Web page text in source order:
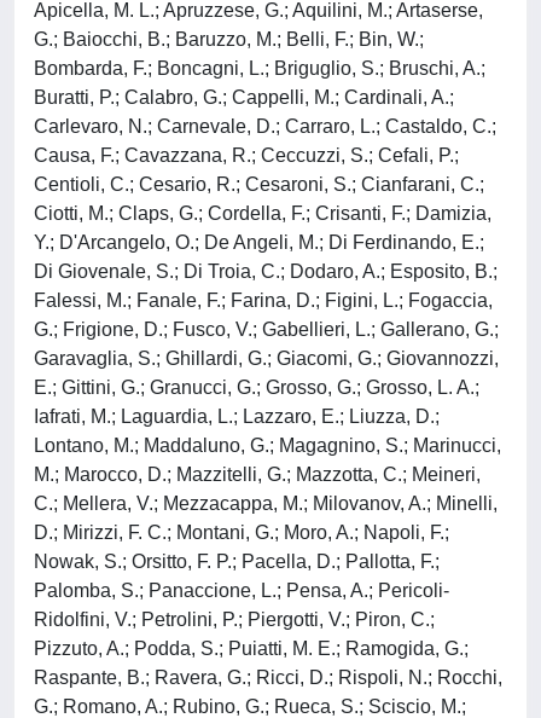
Apicella, M. L.; Apruzzese, G.; Aquilini, M.; Artaserse,
G.; Baiocchi, B.; Baruzzo, M.; Belli, F.; Bin, W.;
Bombarda, F.; Boncagni, L.; Briguglio, S.; Bruschi, A.;
Buratti, P.; Calabro, G.; Cappelli, M.; Cardinali, A.;
Carlevaro, N.; Carnevale, D.; Carraro, L.; Castaldo, C.;
Causa, F.; Cavazzana, R.; Ceccuzzi, S.; Cefali, P.;
Centioli, C.; Cesario, R.; Cesaroni, S.; Cianfarani, C.;
Ciotti, M.; Claps, G.; Cordella, F.; Crisanti, F.; Damizia,
Y.; D'Arcangelo, O.; De Angeli, M.; Di Ferdinando, E.;
Di Giovenale, S.; Di Troia, C.; Dodaro, A.; Esposito, B.;
Falessi, M.; Fanale, F.; Farina, D.; Figini, L.; Fogaccia,
G.; Frigione, D.; Fusco, V.; Gabellieri, L.; Gallerano, G.;
Garavaglia, S.; Ghillardi, G.; Giacomi, G.; Giovannozzi,
E.; Gittini, G.; Granucci, G.; Grosso, G.; Grosso, L. A.;
Iafrati, M.; Laguardia, L.; Lazzaro, E.; Liuzza, D.;
Lontano, M.; Maddaluno, G.; Magagnino, S.; Marinucci,
M.; Marocco, D.; Mazzitelli, G.; Mazzotta, C.; Meineri,
C.; Mellera, V.; Mezzacappa, M.; Milovanov, A.; Minelli,
D.; Mirizzi, F. C.; Montani, G.; Moro, A.; Napoli, F.;
Nowak, S.; Orsitto, F. P.; Pacella, D.; Pallotta, F.;
Palomba, S.; Panaccione, L.; Pensa, A.; Pericoli-
Ridolfini, V.; Petrolini, P.; Piergotti, V.; Piron, C.;
Pizzuto, A.; Podda, S.; Puiatti, M. E.; Ramogida, G.;
Raspante, B.; Ravera, G.; Ricci, D.; Rispoli, N.; Rocchi,
G.; Romano, A.; Rubino, G.; Rueca, S.; Sciscio, M.;